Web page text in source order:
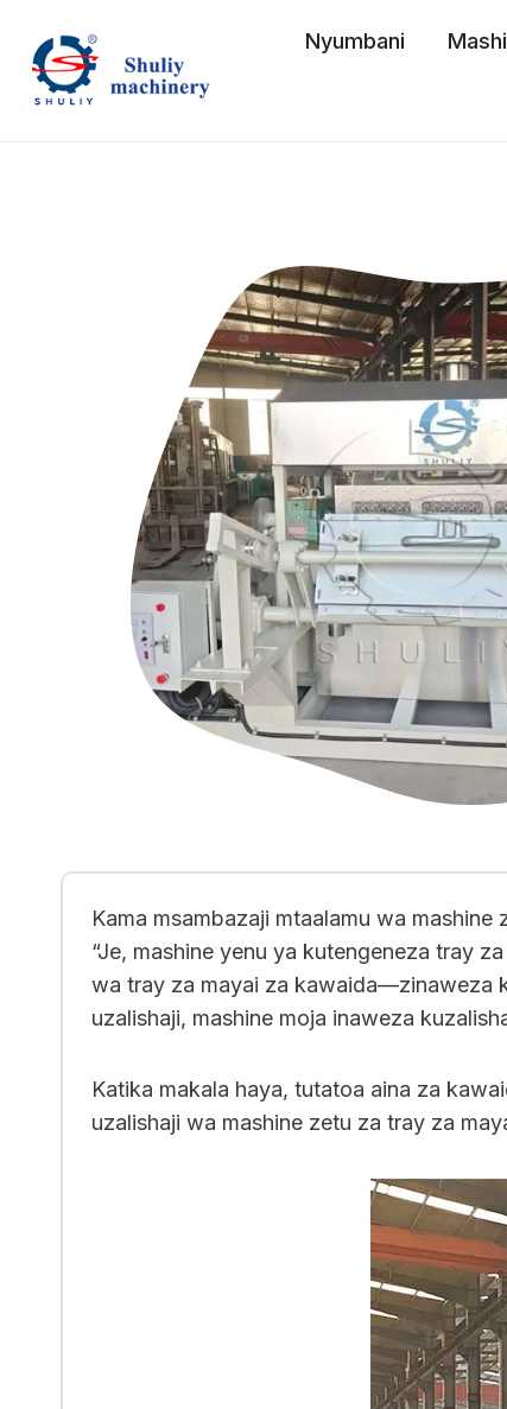
content
Nyumbani
Kama msambazaji mtaalamu wa
“Je, mashine yenu ya kutengeneza tray
wa tray za mayai za kawaida—zinaweza
uzalishaji, mashine moja inaweza
Katika makala haya, tutatoa aina za
uzalishaji wa mashine zetu za tray za